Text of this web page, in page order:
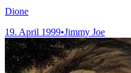
Dione
19. April 1999•Jimmy Joe